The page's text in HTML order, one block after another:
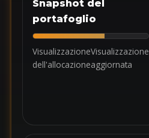
Snapshot del
portafoglio
Visualizzazione
dell'allocazione
Visualizzazione
aggiornata